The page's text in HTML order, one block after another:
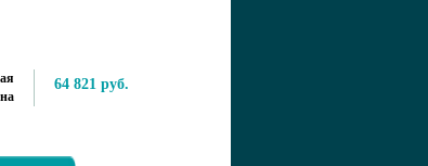
64 821 руб.